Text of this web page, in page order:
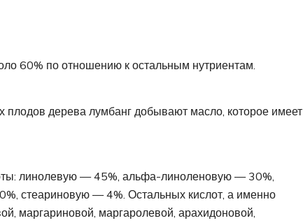
60% по отношению к остальным нутриентам.
дерева лумбанг добывают масло, которое имеет
линолевую — 45%, альфа-линоленовую — 30%,
стеариновую — 4%. Остальных кислот, а именно
маргариновой, маргаролевой, арахидоновой,